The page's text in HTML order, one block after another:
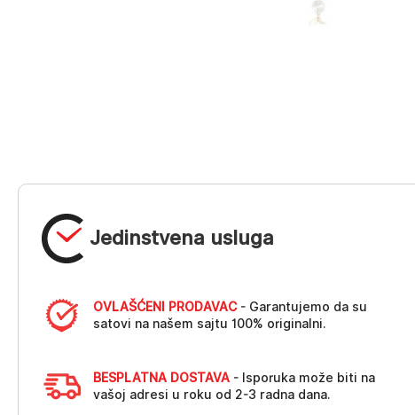
Jedinstvena usluga
OVLAŠĆENI PRODAVAC- Garantujemo da su
satovi na našem sajtu 100% originalni.
BESPLATNA DOSTAVA - Isporuka može biti na
vašoj adresi u roku od 2-3 radna dana.